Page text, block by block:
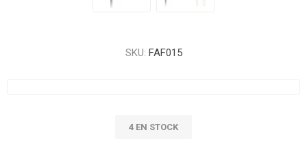
SKU: FAF015
4 EN STOCK